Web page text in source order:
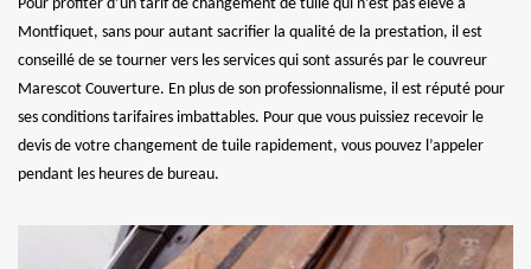
Pour profiter d’un tarif de changement de tuile qui n’est pas élevé à
Montfiquet, sans pour autant sacrifier la qualité de la prestation, il est
conseillé de se tourner vers les services qui sont assurés par le couvreur
Marescot Couverture. En plus de son professionnalisme, il est réputé pour
ses conditions tarifaires imbattables. Pour que vous puissiez recevoir le
devis de votre changement de tuile rapidement, vous pouvez l’appeler
pendant les heures de bureau.